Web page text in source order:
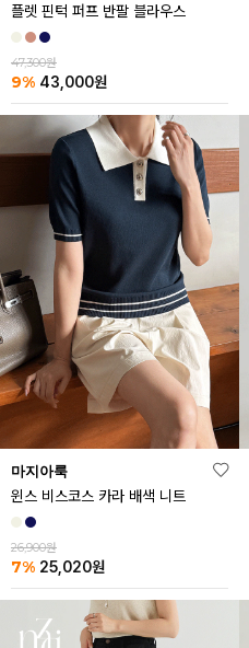
플렛 핀턱 퍼프 반팔 블라우스
47,300원
9% 43,000원
마지아룩
윈스 비스코스 카라 배색 니트
26,900원
7% 25,020원